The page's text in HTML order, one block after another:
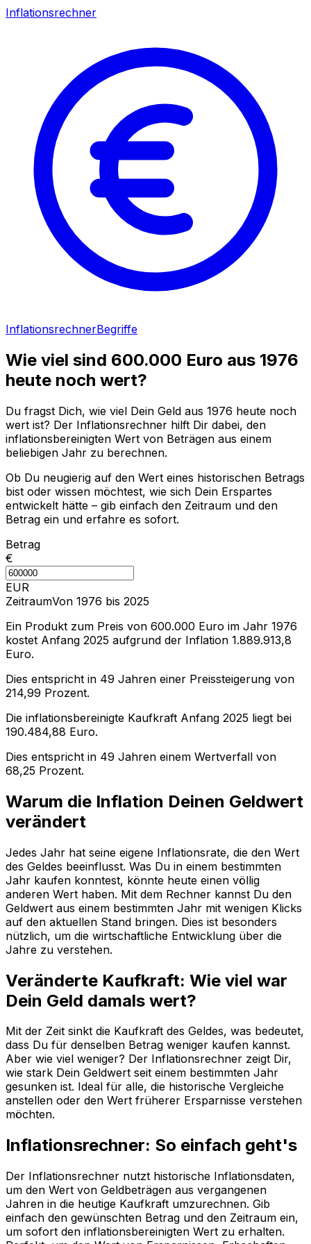
Inflationsrechner
InflationsrechnerBegriffe
Wie viel sind 600.000 Euro aus 1976
heute noch wert?
Du fragst Dich, wie viel Dein Geld aus 1976 heute noch
wert ist? Der Inflationsrechner hilft Dir dabei, den
inflationsbereinigten Wert von Beträgen aus einem
beliebigen Jahr zu berechnen.
Ob Du neugierig auf den Wert eines historischen Betrags
bist oder wissen möchtest, wie sich Dein Erspartes
entwickelt hätte – gib einfach den Zeitraum und den
Betrag ein und erfahre es sofort.
Betrag
€
EUR
ZeitraumVon 1976 bis 2025
Ein Produkt zum Preis von 600.000 Euro im Jahr 1976
kostet Anfang 2025 aufgrund der Inflation 1.889.913,8
Euro.
Dies entspricht in 49 Jahren einer Preissteigerung von
214,99 Prozent.
Die inflationsbereinigte Kaufkraft Anfang 2025 liegt bei
190.484,88 Euro.
Dies entspricht in 49 Jahren einem Wertverfall von
68,25 Prozent.
Warum die Inflation Deinen Geldwert
verändert
Jedes Jahr hat seine eigene Inflationsrate, die den Wert
des Geldes beeinflusst. Was Du in einem bestimmten
Jahr kaufen konntest, könnte heute einen völlig
anderen Wert haben. Mit dem Rechner kannst Du den
Geldwert aus einem bestimmten Jahr mit wenigen Klicks
auf den aktuellen Stand bringen. Dies ist besonders
nützlich, um die wirtschaftliche Entwicklung über die
Jahre zu verstehen.
Veränderte Kaufkraft: Wie viel war
Dein Geld damals wert?
Mit der Zeit sinkt die Kaufkraft des Geldes, was bedeutet,
dass Du für denselben Betrag weniger kaufen kannst.
Aber wie viel weniger? Der Inflationsrechner zeigt Dir,
wie stark Dein Geldwert seit einem bestimmten Jahr
gesunken ist. Ideal für alle, die historische Vergleiche
anstellen oder den Wert früherer Ersparnisse verstehen
möchten.
Inflationsrechner: So einfach geht's
Der Inflationsrechner nutzt historische Inflationsdaten,
um den Wert von Geldbeträgen aus vergangenen
Jahren in die heutige Kaufkraft umzurechnen. Gib
einfach den gewünschten Betrag und den Zeitraum ein,
um sofort den inflationsbereinigten Wert zu erhalten.